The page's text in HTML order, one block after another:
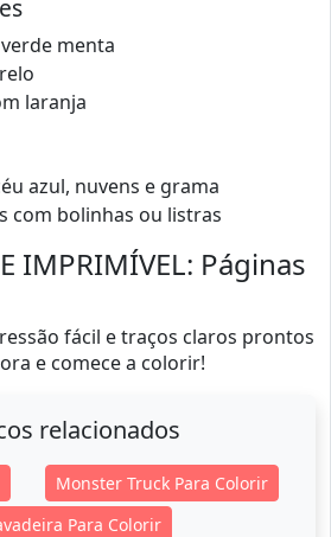
menta
laranja
azul, nuvens e grama
com bolinhas ou listras
IMPRIMÍVEL: Páginas
fácil e traços claros prontos
e comece a colorir!
relacionados
Monster Truck Para Colorir
Para Colorir